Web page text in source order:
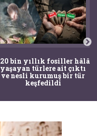
Bir torba kemik adli
tıpçıları şaşkına çevirdi,
kemiklerin sırrını
arkeologlar çözdü